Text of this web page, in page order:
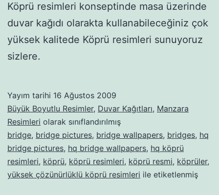
Köprü resimleri konseptinde masa üzerinde
duvar kağıdı olarakta kullanabileceğiniz çok
yüksek kalitede Köprü resimleri sunuyoruz
sizlere.
Yayım tarihi 16 Ağustos 2009
Büyük Boyutlu Resimler, Duvar Kağıtları, Manzara
Resimleri olarak sınıflandırılmış
bridge, bridge pictures, bridge wallpapers, bridges, hq
bridge pictures, hq bridge wallpapers, hq köprü
resimleri, köprü, köprü resimleri, köprü resmi, köprüler,
yüksek çözünürlüklü köprü resimleri ile etiketlenmiş